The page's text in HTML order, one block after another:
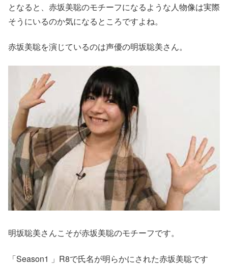
となると、赤坂美聡のモチーフになるような人物像は実際
そうにいるのか気になるところですよね。
赤坂美聡を演じているのは声優の明坂聡美さん。
明坂聡美さんこそが赤坂美聡のモチーフです。
「Season1 」R8で氏名が明らかにされた赤坂美聡です